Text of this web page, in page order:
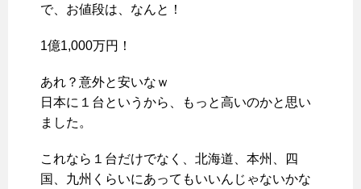
で、お値段は、なんと！
1億1,000万円！
あれ？意外と安いなｗ
日本に１台というから、もっと高いのかと思い
ました。
これなら１台だけでなく、北海道、本州、四
国、九州くらいにあってもいいんじゃないかな